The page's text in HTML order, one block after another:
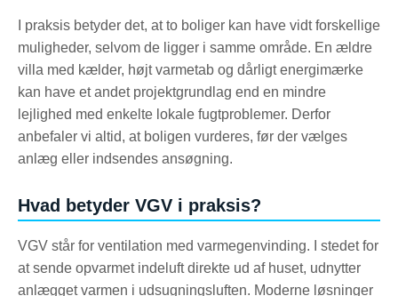
I praksis betyder det, at to boliger kan have vidt forskellige
muligheder, selvom de ligger i samme område. En ældre
villa med kælder, højt varmetab og dårligt energimærke
kan have et andet projektgrundlag end en mindre
lejlighed med enkelte lokale fugtproblemer. Derfor
anbefaler vi altid, at boligen vurderes, før der vælges
anlæg eller indsendes ansøgning.
Hvad betyder VGV i praksis?
VGV står for ventilation med varmegenvinding. I stedet for
at sende opvarmet indeluft direkte ud af huset, udnytter
anlægget varmen i udsugningsluften. Moderne løsninger